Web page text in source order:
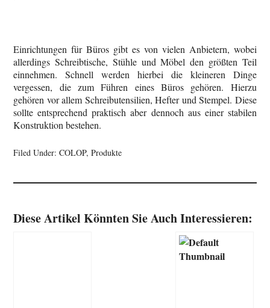
Einrichtungen für Büros gibt es von vielen Anbietern, wobei
allerdings Schreibtische, Stühle und Möbel den größten Teil
einnehmen. Schnell werden hierbei die kleineren Dinge
vergessen, die zum Führen eines Büros gehören. Hierzu
gehören vor allem Schreibutensilien, Hefter und Stempel. Diese
sollte entsprechend praktisch aber dennoch aus einer stabilen
Konstruktion bestehen.
Filed Under:COLOP,Produkte
Diese Artikel Könnten Sie Auch Interessieren: